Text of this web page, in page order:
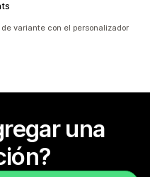
variante con el personalizador
una